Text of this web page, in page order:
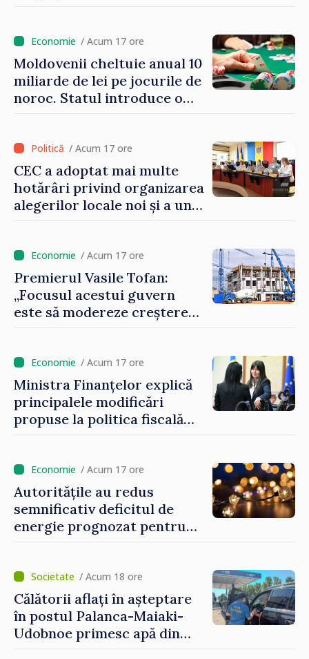
/ Acum 17 ore
Moldovenii cheltuie anual 10
miliarde de lei pe jocurile de
noroc. Statul introduce o
la buget / Acum 17 ore
CEC a adoptat mai multe
hotărâri privind organizarea
alegerilor locale noi și a unui
/ Acum 17 ore
Premierul Vasile Tofan:
„Focusul acestui guvern
este să modereze creșterea
/ Acum 17 ore
Ministra Finanțelor explică
principalele modificări
propuse la politica fiscală
/ Acum 17 ore
Autoritățile au redus
semnificativ deficitul de
energie prognozat pentru
/ Acum 18 ore
Călătorii aflați în așteptare
în postul Palanca-Maiaki-
Udobnoe primesc apă din